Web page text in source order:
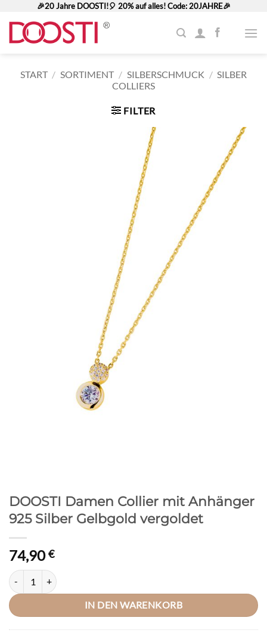
Inhalt
springen
🎉20 Jahre DOOSTI!🎈 20% auf alles! Code: 20JAHRE🎉
START / SORTIMENT / SILBERSCHMUCK / SILBER
COLLIERS
FILTER
DOOSTI Damen Collier mit Anhänger
925 Silber Gelbgold vergoldet
74,90€
DOOSTI Damen Collier mit Anhänger 925 Silber Gelbgold vergoldet
IN DEN WARENKORB